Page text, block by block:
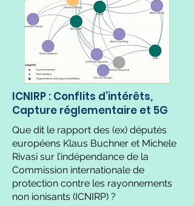
ICNIRP : Conflits d’intérêts,
Capture réglementaire et 5G
Que dit le rapport des (ex) députés
européens Klaus Buchner et Michele
Rivasi sur l’indépendance de la
Commission internationale de
protection contre les rayonnements
non ionisants (ICNIRP) ?